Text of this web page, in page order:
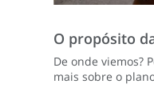
O propósito
De onde viemos?
mais sobre o